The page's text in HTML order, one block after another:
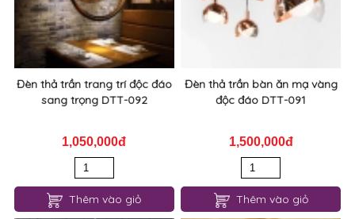
Đèn thả trần trang trí độc đáo
sang trọng DTT-092
1,050,000đ
Thêm vào giỏ
Đèn thả trần bàn ăn mạ vàng
độc đáo DTT-091
1,500,000đ
Thêm vào giỏ